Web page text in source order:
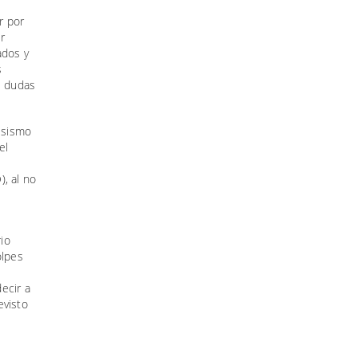
por
y
dudas
al no
a